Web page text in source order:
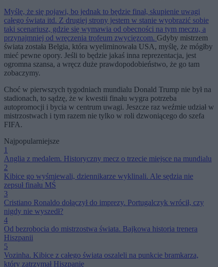
Myślę, że się pojawi, bo jednak to będzie finał, skupienie uwagi
całego świata itd. Z drugiej strony jestem w stanie wyobrazić sobie
taki scenariusz, gdzie się wymawia od obecności na tym meczu, a
przynajmniej od wręczenia trofeum zwycięzcom. Gdyby mistrzem
świata została Belgia, która wyeliminowała USA, myślę, że mógłby
mieć pewne opory. Jeśli to będzie jakaś inna reprezentacja, jest
ogromna szansa, a wręcz duże prawdopodobieństwo, że go tam
zobaczymy.
Choć w pierwszych tygodniach mundialu Donald Trump nie był na
stadionach, to sądzę, że w kwestii finału wygra potrzeba
autopromocji i bycia w centrum uwagi. Jeszcze raz weźmie udział w
mistrzostwach i tym razem nie tylko w roli dzwoniącego do szefa
FIFA.
Najpopularniejsze
1
Anglia z medalem. Historyczny mecz o trzecie miejsce na mundialu
2
Kibice go wyśmiewali, dziennikarze wyklinali. Ale sędzia nie
zepsuł finału MŚ
3
Cristiano Ronaldo dołączył do imprezy. Portugalczyk wrócił, czy
nigdy nie wyszedł?
4
Od bezrobocia do mistrzostwa świata. Bajkowa historia trenera
Hiszpanii
5
Vozinha. Kibice z całego świata oszaleli na punkcie bramkarza,
który zatrzymał Hiszpanię